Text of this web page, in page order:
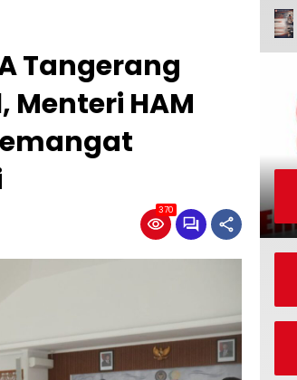
Tangerang
HAM
370